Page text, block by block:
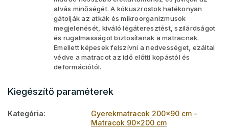
alvás minőségét. A kókuszrostok hatékonyan
gátolják az atkák és mikroorganizmusok
megjelenését, kiváló légáteresztést, szilárdságot
és rugalmasságot biztosítanak a matracnak.
Emellett képesek felszívni a nedvességet, ezáltal
védve a matracot az idő előtti kopástól és
deformációtól.
Kiegészítő paraméterek
Kategória:
Gyerekmatracok 200x90 cm -
Matracok 90x200 cm